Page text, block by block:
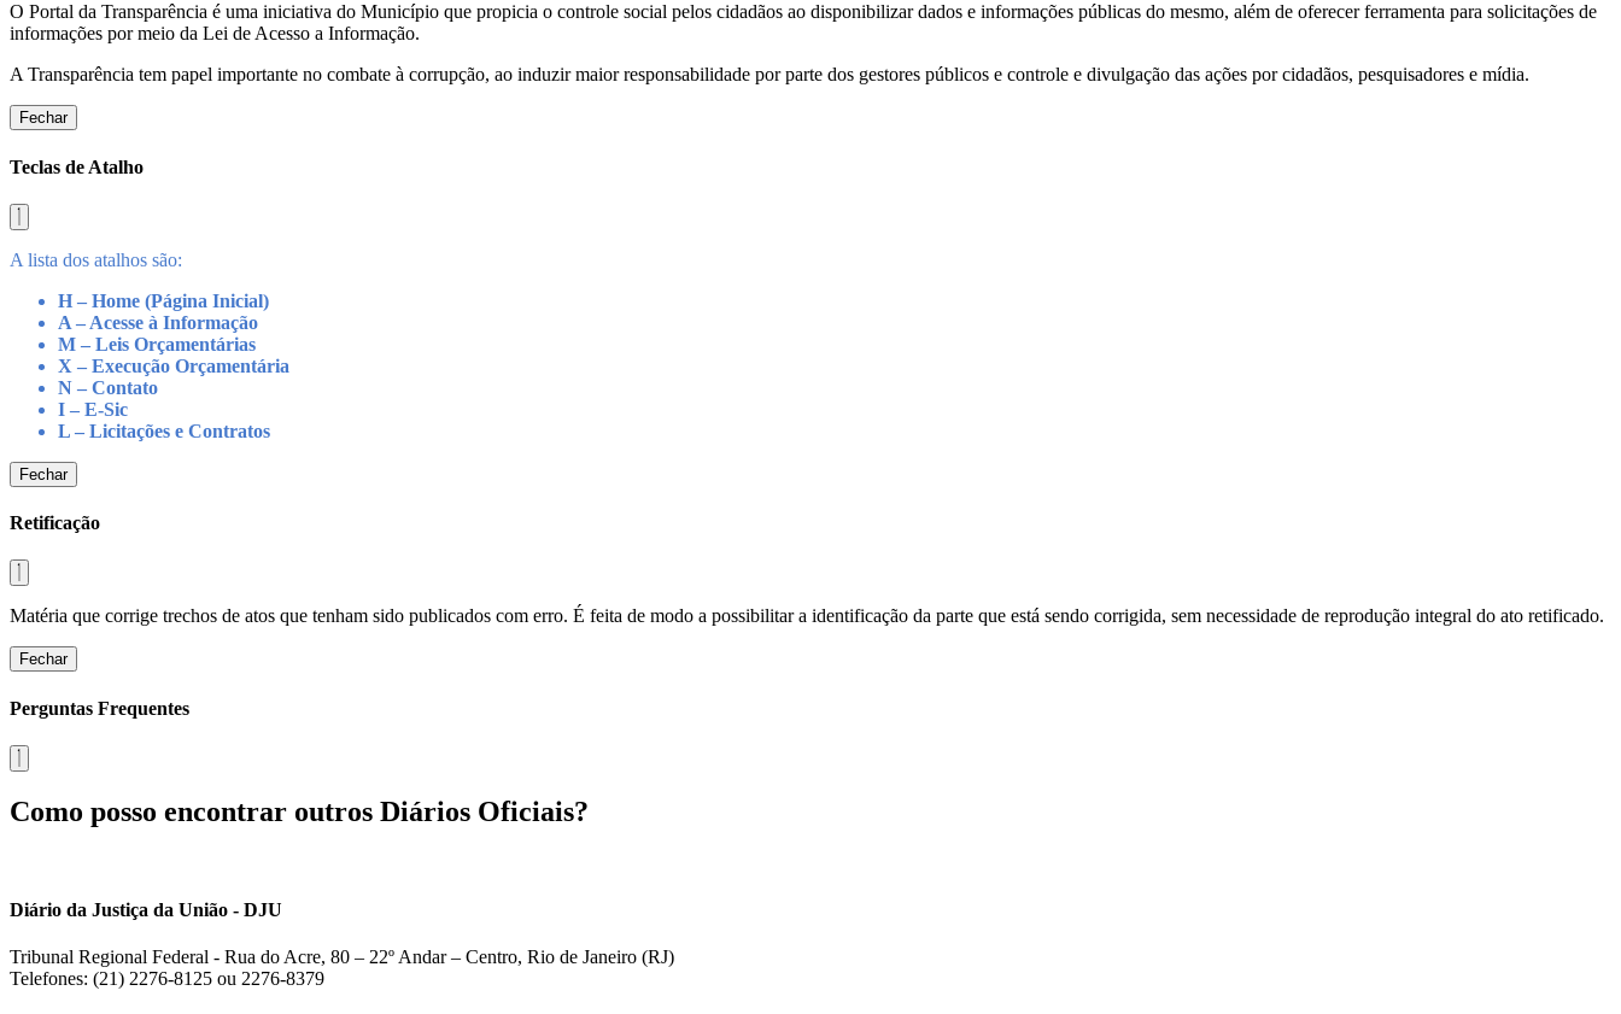
O Portal da Transparência é uma iniciativa do Município que propicia o controle social pelos cidadãos ao disponibilizar dados e informações públicas do mesmo, além de oferecer ferramenta para solicitações de
informações por meio da Lei de Acesso a Informação.
A Transparência tem papel importante no combate à corrupção, ao induzir maior responsabilidade por parte dos gestores públicos e controle e divulgação das ações por cidadãos, pesquisadores e mídia.
Fechar
Teclas de Atalho
A lista dos atalhos são:
H – Home (Página Inicial)
A – Acesse à Informação
M – Leis Orçamentárias
X – Execução Orçamentária
N – Contato
I – E-Sic
L – Licitações e Contratos
Fechar
Retificação
Matéria que corrige trechos de atos que tenham sido publicados com erro. É feita de modo a possibilitar a identificação da parte que está sendo corrigida, sem necessidade de reprodução integral do ato retificado.
Fechar
Perguntas Frequentes
Como posso encontrar outros Diários Oficiais?
Diário da Justiça da União - DJU
Tribunal Regional Federal - Rua do Acre, 80 – 22º Andar – Centro, Rio de Janeiro (RJ)
Telefones: (21) 2276-8125 ou 2276-8379